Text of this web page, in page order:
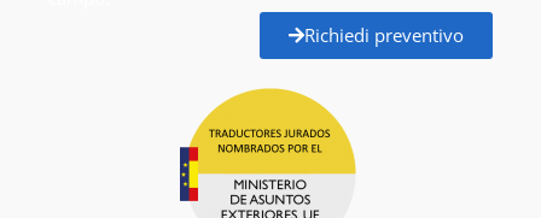
Richiedi preventivo